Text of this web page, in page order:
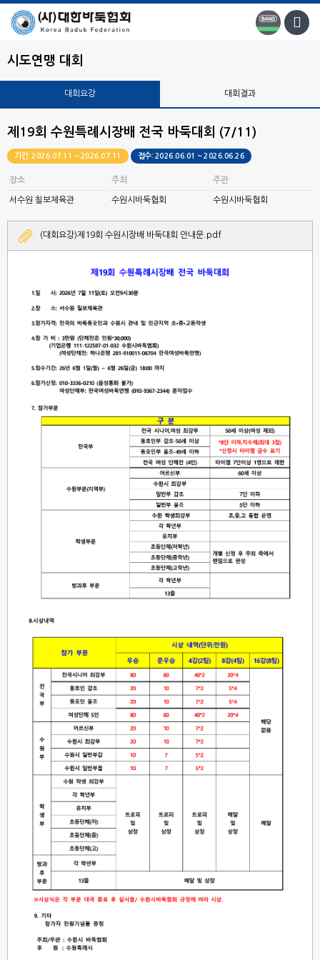
시도연맹 대회
대회요강 대회결과
제19회 수원특례시장배 전국 바둑대회 (7/11)
기간: 2026.07.11 ~ 2026.07.11 접수: 2026.06.01 ~ 2026.06.26
장소
서수원 칠보체육관
주최
수원시바둑협회
주관
수원시바둑협회
(대회요강)제19회 수원시장배 바둑대회 안내문.pdf